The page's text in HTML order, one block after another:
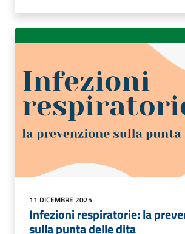
11 DICEMBRE 2025
Infezioni respiratorie: la
sulla punta delle dita